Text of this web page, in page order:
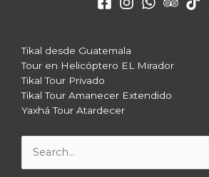
Tikal desde Guatemala
Tour en Helicóptero EL Mirador
Tikal Tour Privado
Tikal Tour Amanecer Extendido
Yaxhá Tour Atardecer
Buscar
por: